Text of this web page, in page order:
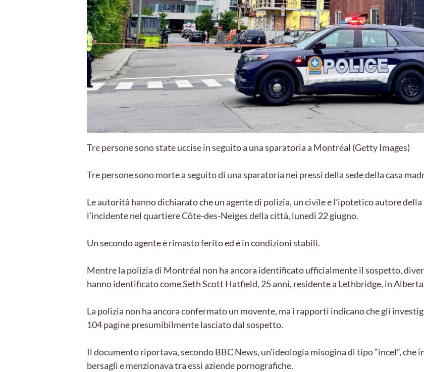
Tre persone sono state uccise in seguito a una sparatoria a Montréal (Getty Images)
Tre persone sono morte a seguito di una sparatoria nei pressi della sede della casa
Le autorità hanno dichiarato che un agente di polizia, un civile e l’ipotetico autore
l’incidente nel quartiere Côte-des-Neiges della città, lunedì 22 giugno.
Un secondo agente è rimasto ferito ed è in condizioni stabili.
Mentre la polizia di Montréal non ha ancora identificato ufficialmente il sospetto,
hanno identificato come Seth Scott Hatfield, 25 anni, residente a Lethbridge, in
La polizia non ha ancora confermato un movente, ma i rapporti indicano che gli
104 pagine presumibilmente lasciato dal sospetto.
Il documento riportava, secondo BBC News, un’ideologia misogina di tipo “incel”, che
bersagli e menzionava tra essi aziende pornografiche.